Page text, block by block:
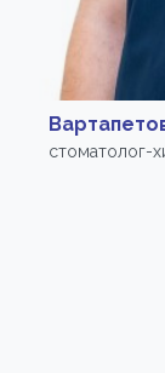
стоматолог-